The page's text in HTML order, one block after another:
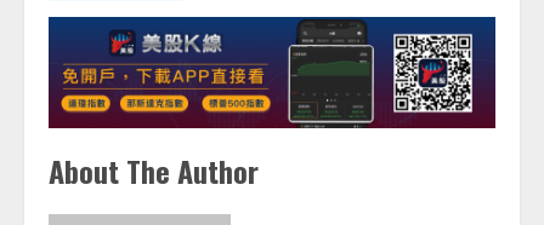
About The Author